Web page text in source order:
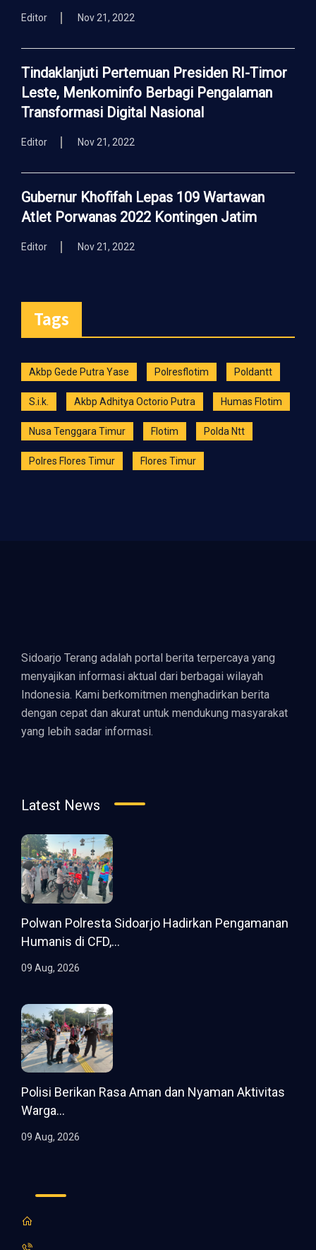
Editor Nov 21, 2022
Tindaklanjuti Pertemuan Presiden RI-Timor
Leste, Menkominfo Berbagi Pengalaman
Transformasi Digital Nasional
Editor Nov 21, 2022
Gubernur Khofifah Lepas 109 Wartawan
Atlet Porwanas 2022 Kontingen Jatim
Editor Nov 21, 2022
Tags
Akbp Gede Putra Yase Polresflotim Poldantt
S.i.k. Akbp Adhitya Octorio Putra Humas Flotim
Nusa Tenggara Timur Flotim Polda Ntt
Polres Flores Timur Flores Timur
Sidoarjo Terang adalah portal berita terpercaya yang
menyajikan informasi aktual dari berbagai wilayah
Indonesia. Kami berkomitmen menghadirkan berita
dengan cepat dan akurat untuk mendukung masyarakat
yang lebih sadar informasi.
Latest News
Polwan Polresta Sidoarjo Hadirkan Pengamanan
Humanis di CFD,...
09 Aug, 2026
Polisi Berikan Rasa Aman dan Nyaman Aktivitas
Warga...
09 Aug, 2026